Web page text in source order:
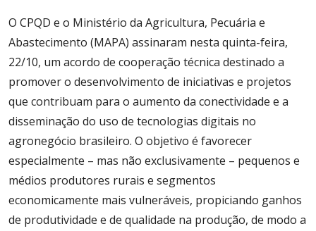
O CPQD e o Ministério da Agricultura, Pecuária e
Abastecimento (MAPA) assinaram nesta quinta-feira,
22/10, um acordo de cooperação técnica destinado a
promover o desenvolvimento de iniciativas e projetos
que contribuam para o aumento da conectividade e a
disseminação do uso de tecnologias digitais no
agronegócio brasileiro. O objetivo é favorecer
especialmente – mas não exclusivamente – pequenos e
médios produtores rurais e segmentos
economicamente mais vulneráveis, propiciando ganhos
de produtividade e de qualidade na produção, de modo a